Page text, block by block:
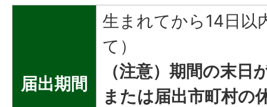
届出期間
生まれてから14日以
て）
（注意）期間の末日
または届出市町村の